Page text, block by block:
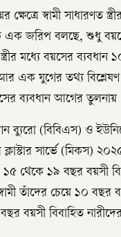
স্বামী সাধারণত
এক জরিপ বলছে, শুধু
স্ত্রীর মধ্যে বয়সের
আর এক যুগের তথ্য
ব্যবধান আগের তুলনায়
ব্যুরো (বিবিএস) ও
ক্লাস্টার সার্ভে (মিকস)
১৫ থেকে ১৯ বছর বয়সী
তাঁদের চেয়ে ১০ বছর
বয়সী বিবাহিত